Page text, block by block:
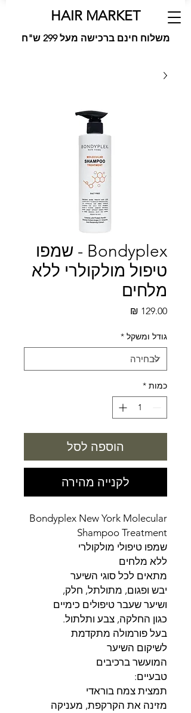
HAIR MARKET
משלוח חינם ברכישה מעל 299 ש"ח
Bondyplex - שמפו
טיפול מולקולרי ללא
מלחים
גודל ומשקל *
כמות *
הוספה לסל
לקנייה מהירה
Bondyplex New York Molecular
Shampoo Treatment
שמפו טיפולי מולקולרי
ללא מלחים
מתאים לכל סוגי השיער
יבש ופגום, מתולתל, חלק,
ושיער שעבר טיפולים כימיים
כגון החלקה, צבע ותלתול.
בעל פורמולה מתקדמת
לשיקום השיער
המועשר ברכיבים
טבעיים:
תמצית צמח בוראדי
מזינה את הקרקפת, מעניקה